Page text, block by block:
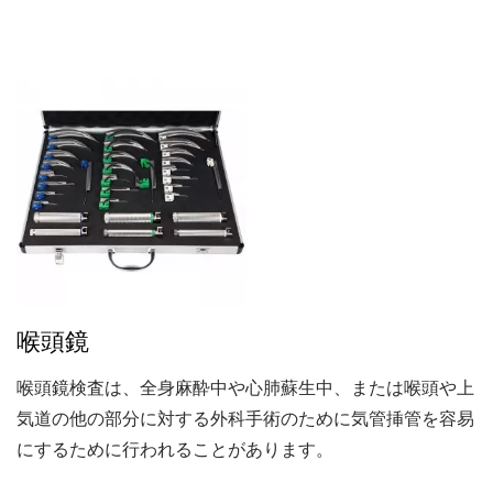
喉頭鏡
喉頭鏡検査は、全身麻酔中や心肺蘇生中、または喉頭や上
気道の他の部分に対する外科手術のために気管挿管を容易
にするために行われることがあります。